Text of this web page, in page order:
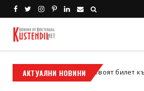
АКТУАЛНИ НОВИНИ
мотор Кой е твоят билет към